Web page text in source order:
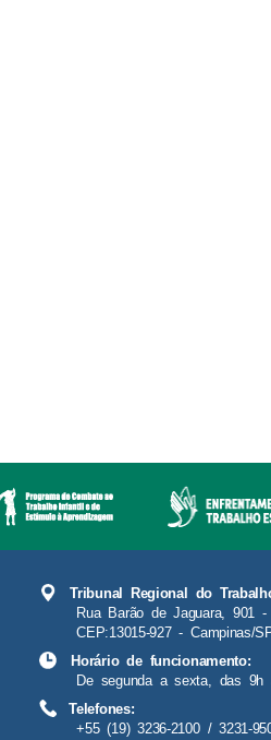
Tribunal Regional do
Rua Barão de Jaguara, 901 -
CEP:13015-927 - Campinas/
Horário de funcionamento:
De segunda a sexta, das 9h
Telefones:
+55 (19) 3236-2100 / 3231-